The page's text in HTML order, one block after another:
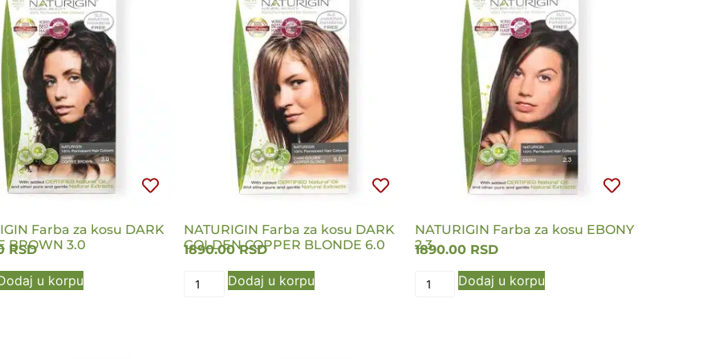
Farba za kosu DARK
BROWN 3.0
RSD
u korpu
NATURIGIN Farba za kosu DARK
GOLDEN COPPER BLONDE 6.0
1890.00RSD
Dodaj u korpu
NATURIGIN Farba za kosu EBONY
2.3
1890.00 RSD
Dodaj u korpu